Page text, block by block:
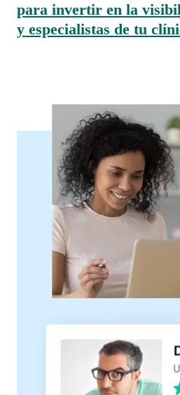
para invertir en la
y especialistas de tu